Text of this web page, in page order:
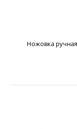
можно легко
ветви
увеличении
Ножовка ручная